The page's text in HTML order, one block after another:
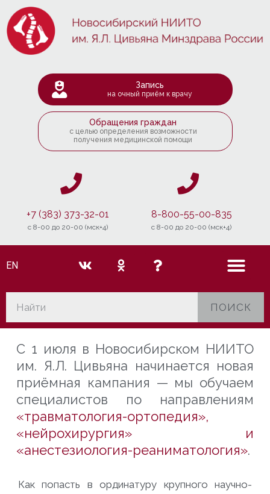
Запись
на очный приём к врачу
Обращения граждан
с целью определения возможности
получения медицинской помощи
+7 (383) 373-32-01
c 8-00 до 20-00 (мск+4)
8-800-55-00-835
c 8-00 до 20-00 (мск+4)
EN
ПОИСК
С 1 июля в Новосибирском НИИТО
им. Я.Л. Цивьяна начинается новая
приёмная кампания — мы обучаем
специалистов по направлениям
«травматология-ортопедия»,
«нейрохирургия» и
«анестезиология-реаниматология».
Как попасть в ординатуру крупного научно-